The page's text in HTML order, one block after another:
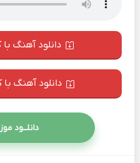
دانلود آهنگ با
دانلود آهنگ با
دانلــود